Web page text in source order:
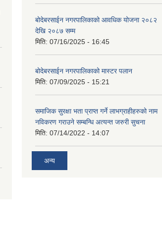
बोदेबरसाईन नगरपालिकाको आवधिक योजना २०८२
देखि २०८७ सम्म
मिति: 07/16/2025 - 16:45
बोदेबरसाईन नगरपालिकाको मास्टर पलान
मिति: 07/09/2025 - 15:21
समाजिक सुरक्षा भता प्राप्त गर्ने लाभग्राहीहरुको नाम
नविकरण गराउने सम्बन्धि अत्यन्त जरुरी सुचना
मिति: 07/14/2022 - 14:07
अन्य